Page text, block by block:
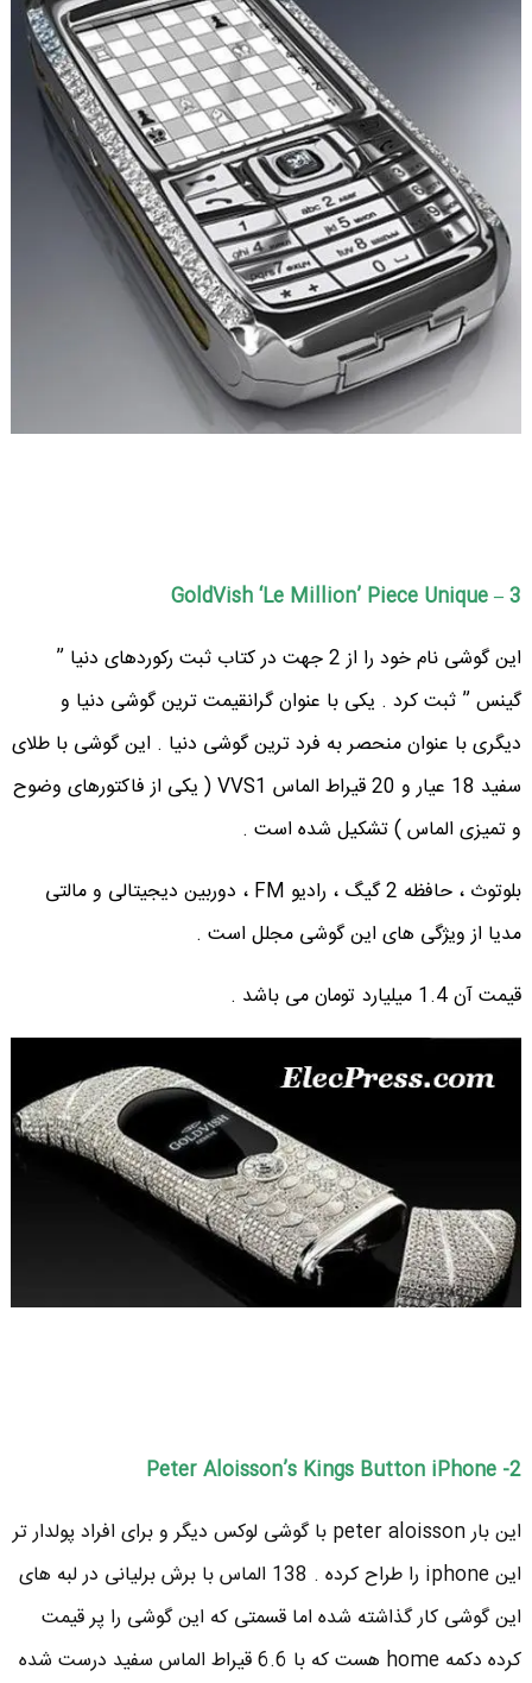
3 – GoldVish ‘Le Million’ Piece Unique
این گوشی نام خود را از 2 جهت در کتاب ثبت رکوردهای دنیا ”
گینس ” ثبت کرد . یکی با عنوان گرانقیمت ترین گوشی دنیا و
دیگری با عنوان منحصر به فرد ترین گوشی دنیا . این گوشی با طلای
سفید 18 عیار و 20 قیراط الماس VVS1 ( یکی از فاکتورهای وضوح
و تمیزی الماس ) تشکیل شده است .
بلوتوث ، حافظه 2 گیگ ، رادیو FM ، دوربین دیجیتالی و مالتی
مدیا از ویژگی های این گوشی مجلل است .
قیمت آن 1.4 میلیارد تومان می باشد .
2- Peter Aloisson’s Kings Button iPhone
این بار peter aloisson با گوشی لوکس دیگر و برای افراد پولدار تر
این iphone را طراح کرده . 138 الماس با برش برلیانی در لبه های
این گوشی کار گذاشته شده اما قسمتی که این گوشی را پر قیمت
کرده دکمه home هست که با 6.6 قیراط الماس سفید درست شده